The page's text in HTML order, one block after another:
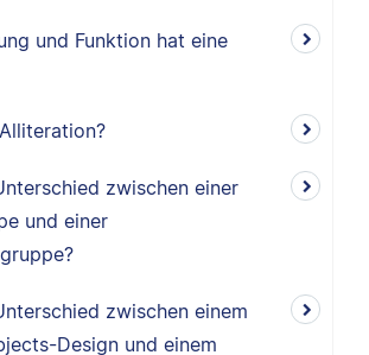
und Funktion hat eine
zwischen einer
und einer
zwischen einem
Design und einem